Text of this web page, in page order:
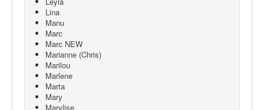
Lina
Manu
Marc
Marc NEW
Marianne (Chris)
Marilou
Marlene
Marta
Mary
Marylise